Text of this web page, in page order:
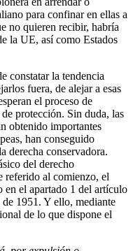
para confinar en ellas a
no quieren recibir, habría
la UE, así como Estados
constatar la tendencia
fuera, de alejar a esas
el proceso de
protección. Sin duda, las
obtenido importantes
han conseguido
derecha conservadora.
del derecho
referido al comienzo, el
en el apartado 1 del artículo
1951. Y ello, mediante
de lo que dispone el